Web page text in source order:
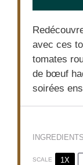
avec ces
tomates
de bœuf
soirées
INGREDIENTS
SCALE 1X